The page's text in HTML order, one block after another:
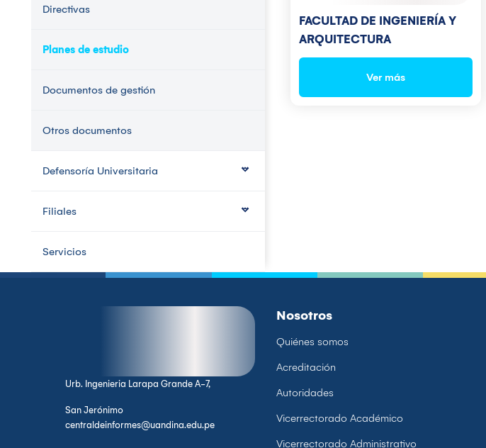
Directivas
Planes de estudio
Documentos de gestión
Otros documentos
Defensoría Universitaria
Filiales
Servicios
FACULTAD DE INGENIERÍA Y
ARQUITECTURA
Ver más
Urb. Ingenieria Larapa Grande A-7,
San Jerónimo
centraldeinformes@uandina.edu.pe
Nosotros
Quiénes somos
Acreditación
Autoridades
Vicerrectorado Académico
Vicerrectorado Administrativo